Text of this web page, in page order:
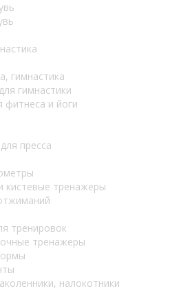
гимнастика
гимнастики
фитнеса и йоги
пресса
кистевые тренажеры
тренировок
тренажеры
налокотники